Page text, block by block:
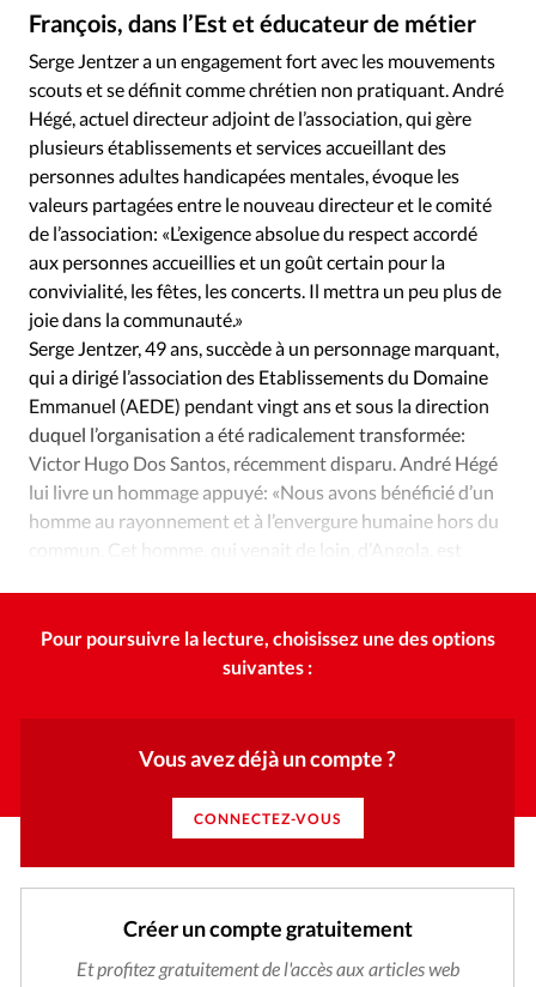
RUBRIQUES
Tous les articles
Actualité chrétienne
Actualité internationale
Chronique
Culture
Dossier
Eglises Foi Génération réveil
Monde
Opinions
Publireportage
Relations Aujourd'hui
Société
Tour du monde des Eglises
Trait d'Ixène
Vécu
Vie Intérieure
François, dans l’Est et éducateur de métier
Serge Jentzer a un engagement fort avec les mouvements
scouts et se définit comme chrétien non pratiquant. André
Hégé, actuel directeur adjoint de l’association, qui gère
plusieurs établissements et services accueillant des
personnes adultes handicapées mentales, évoque les
valeurs partagées entre le nouveau directeur et le comité
de l’association: «L’exigence absolue du respect accordé
aux personnes accueillies et un goût certain pour la
convivialité, les fêtes, les concerts. Il mettra un peu plus de
joie dans la communauté.»
Serge Jentzer, 49 ans, succède à un personnage marquant,
qui a dirigé l’association des Etablissements du Domaine
Emmanuel (AEDE) pendant vingt ans et sous la direction
duquel l’organisation a été radicalement transformée:
Victor Hugo Dos Santos, récemment disparu. André Hégé
lui livre un hommage appuyé: «Nous avons bénéficié d’un
homme au rayonnement et à l’envergure humaine hors du
commun. Cet homme, qui venait de loin, d’Angola, est
Pour poursuivre la lecture, choisissez une des options
suivantes :
Vous avez déjà un compte ?
CONNECTEZ-VOUS
Créer un compte gratuitement
Et profitez gratuitement de l'accès aux articles web